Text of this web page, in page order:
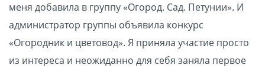
меня добавила в группу «Огород. Сад. Петунии». И
администратор группы объявила конкурс
«Огородник и цветовод». Я приняла участие просто
из интереса и неожиданно для себя заняла первое